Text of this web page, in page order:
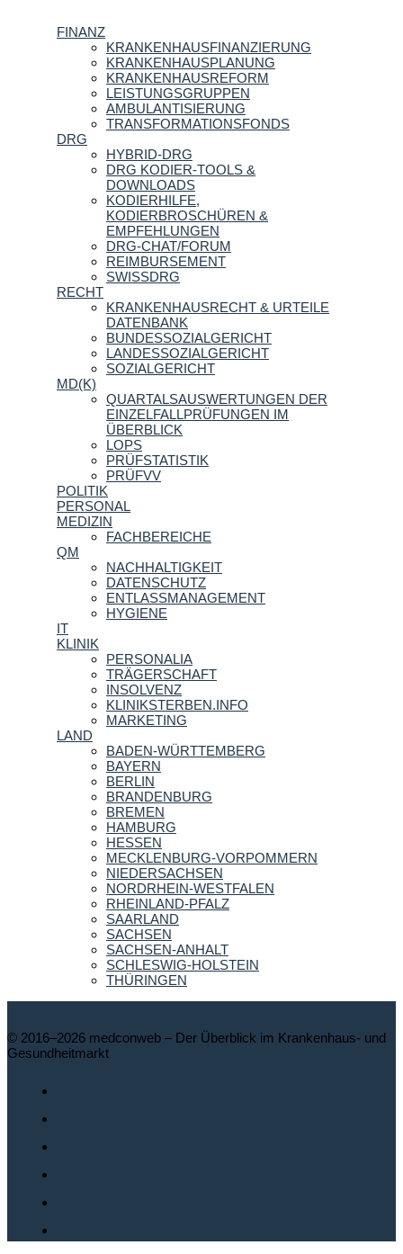
FINANZ
KRANKENHAUSFINANZIERUNG
KRANKENHAUSPLANUNG
KRANKENHAUSREFORM
LEISTUNGSGRUPPEN
AMBULANTISIERUNG
TRANSFORMATIONSFONDS
DRG
HYBRID-DRG
DRG KODIER-TOOLS &
DOWNLOADS
KODIERHILFE,
KODIERBROSCHÜREN &
EMPFEHLUNGEN
DRG-CHAT/FORUM
REIMBURSEMENT
SWISSDRG
RECHT
KRANKENHAUSRECHT & URTEILE
DATENBANK
BUNDESSOZIALGERICHT
LANDESSOZIALGERICHT
SOZIALGERICHT
MD(K)
QUARTALSAUSWERTUNGEN DER
EINZELFALLPRÜFUNGEN IM
ÜBERBLICK
LOPS
PRÜFSTATISTIK
PRÜFVV
POLITIK
PERSONAL
MEDIZIN
FACHBEREICHE
QM
NACHHALTIGKEIT
DATENSCHUTZ
ENTLASSMANAGEMENT
HYGIENE
IT
KLINIK
PERSONALIA
TRÄGERSCHAFT
INSOLVENZ
KLINIKSTERBEN.INFO
MARKETING
LAND
BADEN-WÜRTTEMBERG
BAYERN
BERLIN
BRANDENBURG
BREMEN
HAMBURG
HESSEN
MECKLENBURG-VORPOMMERN
NIEDERSACHSEN
NORDRHEIN-WESTFALEN
RHEINLAND-PFALZ
SAARLAND
SACHSEN
SACHSEN-ANHALT
SCHLESWIG-HOLSTEIN
THÜRINGEN
© 2016–2026 medconweb – Der Überblick im Krankenhaus- und
Gesundheitmarkt